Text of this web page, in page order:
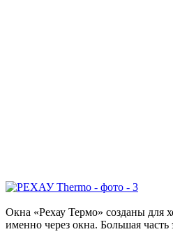
Окна «Рехау Термо» созданы для
именно через окна. Большая часть